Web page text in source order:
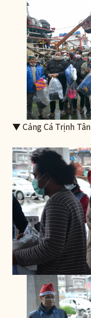
▼ Cảng Cá Trịnh Tân